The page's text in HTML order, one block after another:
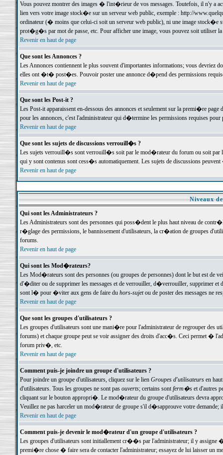
Vous pouvez montrer des images � l'int�rieur de vos messages. Toutefois, il n'y a
lien vers votre image stock�e sur un serveur web public, exemple : http://
ordinateur (� moins que celui-ci soit un serveur web public), ni une image stock�e
prot�g�s par mot de passe, etc. Pour afficher une image, vous pouvez soit
Revenir en haut de page
Que sont les Annonces ?
Les Annonces contiennent le plus souvent d'importantes informations; vous devriez
elles ont �t� post�es. Pouvoir poster une annonce d�pend des permissions
Revenir en haut de page
Que sont les Post-it ?
Les Post-it apparaissent en-dessous des annonces et seulement sur la premi�re
pour les annonces, c'est l'administrateur qui d�termine les permissions requises pour
Revenir en haut de page
Que sont les sujets de discussions verrouill�s ?
Les sujets verrouill�s sont verrouill�s soit par le mod�rateur du forum ou soit par
qui y sont contenus sont cess�s automatiquement. Les sujets de discussions
Revenir en haut de page
Niveaux
Qui sont les Administrateurs ?
Les Administrateurs sont des personnes qui poss�dent le plus haut niveau de
r�glage des permissions, le bannissement d'utilisateurs, la cr�ation de groupes
forums.
Revenir en haut de page
Qui sont les Mod�rateurs?
Les Mod�rateurs sont des personnes (ou groupes de personnes) dont le but est de
d'�diter ou de supprimer les messages et de verrouiller, d�verrouiller, supprimer
sont l� pour �viter aux gens de faire du hors-sujetou de poster des messages ne
Revenir en haut de page
Que sont les groupes d'utilisateurs ?
Les groupes d'utilisateurs sont une mani�re pour l'administrateur de regrouper des
forums) et chaque groupe peut se voir assigner des droits d'acc�s. Ceci permet
forum priv�, etc.
Revenir en haut de page
Comment puis-je joindre un groupe d'utilisateurs ?
Pour joindre un groupe d'utilisateurs, cliquez sur le lien Groupes d'utilisateursen haut
d'utilisateurs. Tous les groupes ne sont pas ouverts; certains sontferm�set d'autres
cliquant sur le bouton appropri�. Le mod�rateur du groupe d'utilisateurs devra
Veuillez ne pas harceler un mod�rateur de groupe s'il d�sapprouve votre demande;
Revenir en haut de page
Comment puis-je devenir le mod�rateur d'un groupe d'utilisateurs ?
Les groupes d'utilisateurs sont initiallement cr��s par l'administrateur; il y
premi�re chose � faire sera de contacter l'administrateur; essayez de lui laisser un